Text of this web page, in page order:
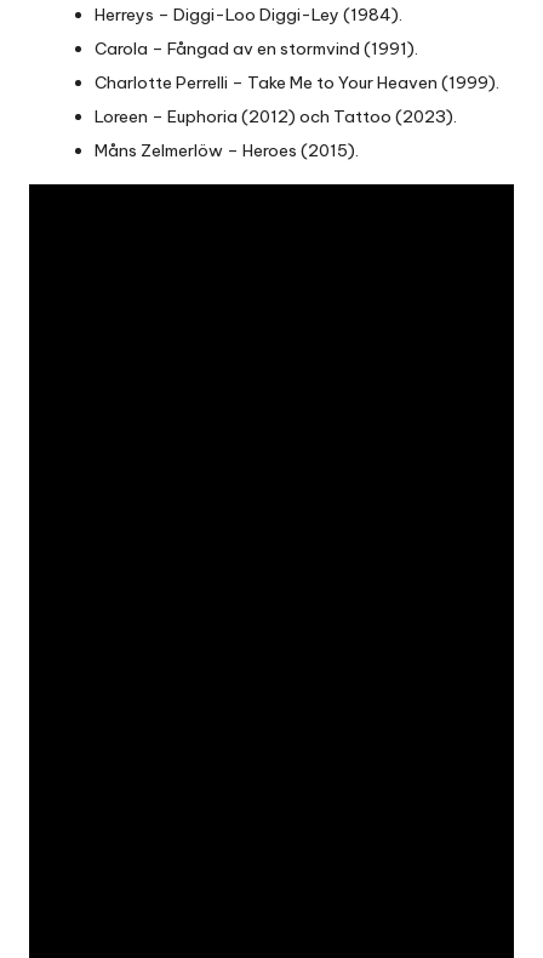
Herreys – Diggi-Loo Diggi-Ley (1984).
Carola – Fångad av en stormvind (1991).
Charlotte Perrelli – Take Me to Your Heaven (1999).
Loreen – Euphoria (2012) och Tattoo (2023).
Måns Zelmerlöw – Heroes (2015).